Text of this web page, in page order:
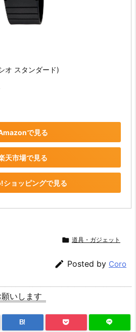
オ スタンダード)
で見る
天市場で見る
ョッピングで見る
 道具・ガジェット
 Posted by Coro
いします
B!